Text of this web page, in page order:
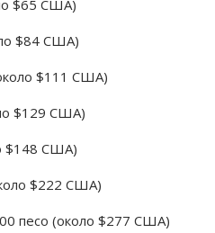
$65 США)
$84 США)
$111 США)
$129 США)
$148 США)
$222 США)
песо (около $277 США)